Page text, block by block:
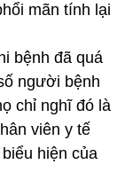
mãn tính lại
bệnh đã quá
người bệnh
chỉ nghĩ đó là
viên y tế
hiện của